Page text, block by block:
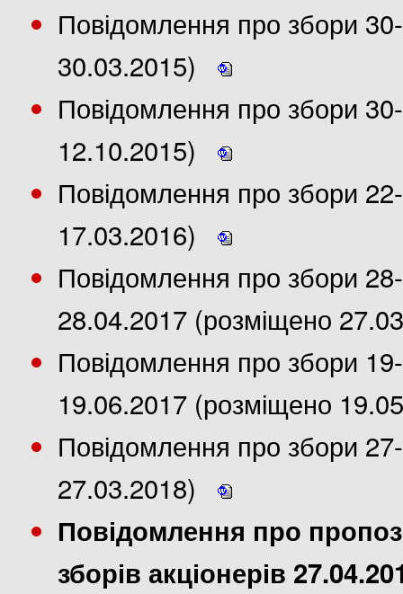
Повідомлення про збори
30.03.2015)
Повідомлення про збори
12.10.2015)
Повідомлення про збори
17.03.2016)
Повідомлення про збори
28.04.2017 (розміщено
Повідомлення про збори
19.06.2017 (розміщено
Повідомлення про збори
27.03.2018)
Повідомлення про
зборів акціонерів